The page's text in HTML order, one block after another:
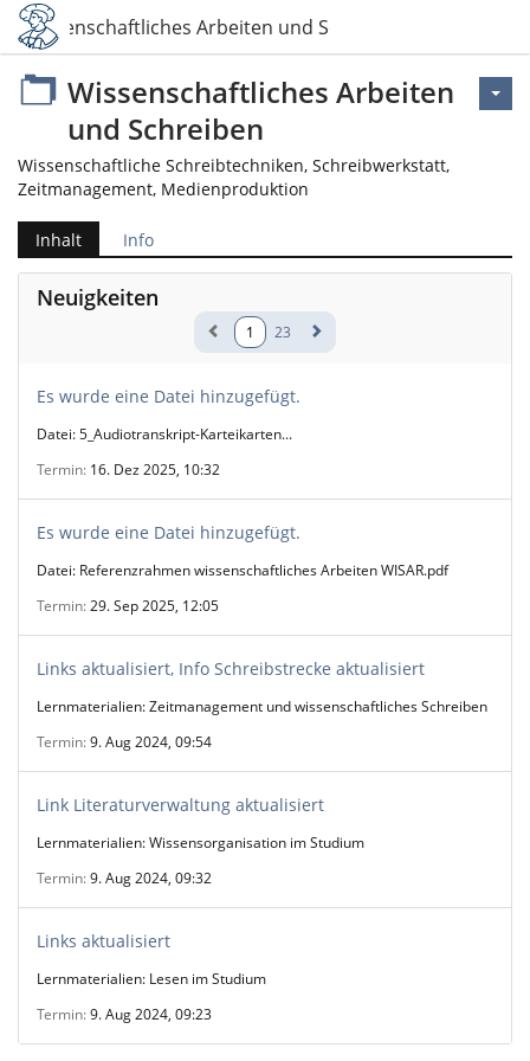
Wissenschaftliches Arbeiten und Schreiben
Wissenschaftliches Arbeiten
und Schreiben
Wissenschaftliche Schreibtechniken, Schreibwerkstatt,
Zeitmanagement, Medienproduktion
Inhalt Info
Neuigkeiten
1 23
Es wurde eine Datei hinzugefügt.
Datei: 5_Audiotranskript-Karteikarten...
Termin 16. Dez 2025, 10:32
Es wurde eine Datei hinzugefügt.
Datei: Referenzrahmen wissenschaftliches Arbeiten WISAR.pdf
Termin 29. Sep 2025, 12:05
Links aktualisiert, Info Schreibstrecke aktualisiert
Lernmaterialien: Zeitmanagement und wissenschaftliches Schreiben
Termin 9. Aug 2024, 09:54
Link Literaturverwaltung aktualisiert
Lernmaterialien: Wissensorganisation im Studium
Termin 9. Aug 2024, 09:32
Links aktualisiert
Lernmaterialien: Lesen im Studium
Termin 9. Aug 2024, 09:23